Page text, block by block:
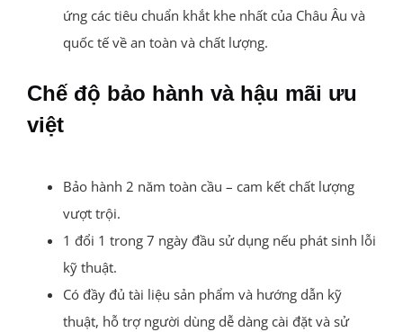
ứng các tiêu chuẩn khắt khe nhất của Châu Âu và
quốc tế về an toàn và chất lượng.
Chế độ bảo hành và hậu mãi ưu
việt
Bảo hành 2 năm toàn cầu – cam kết chất lượng
vượt trội.
1 đổi 1 trong 7 ngày đầu sử dụng nếu phát sinh lỗi
kỹ thuật.
Có đầy đủ tài liệu sản phẩm và hướng dẫn kỹ
thuật, hỗ trợ người dùng dễ dàng cài đặt và sử